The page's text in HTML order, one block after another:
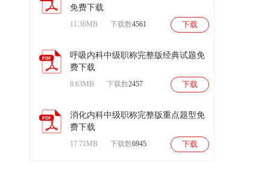
免费下载
11.36MB 下载数4561 下载
呼吸内科中级职称完整版经典试题免
费下载
8.63MB 下载数2457 下载
消化内科中级职称完整版重点题型免
费下载
17.71MB 下载数6945 下载